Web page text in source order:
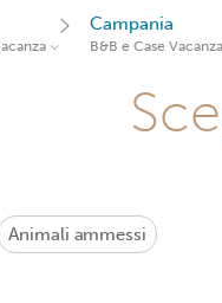
Campania
B&B e Case Vacanza
Animali ammessi